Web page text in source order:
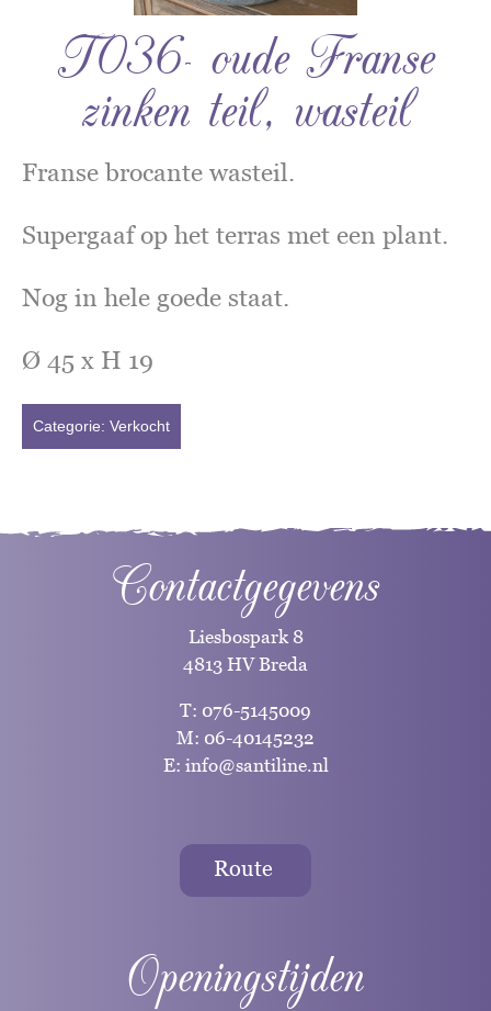
T036- oude Franse
zinken teil, wasteil
Franse brocante wasteil.
Supergaaf op het terras met een plant.
Nog in hele goede staat.
Ø 45 x H 19
Categorie: Verkocht
Contactgegevens
Liesbospark 8
4813 HV Breda
T: 076-5145009
M: 06-40145232
E: info@santiline.nl
Route
Openingstijden